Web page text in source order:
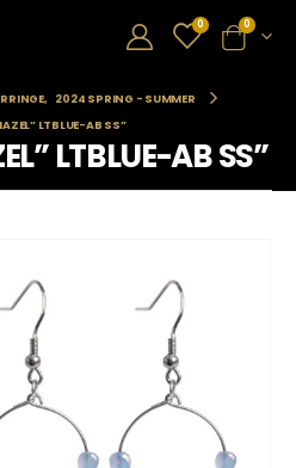
0 0
,
2024 SPRING - SUMMER
LTBLUE-AB SS”
LTBLUE-AB SS”